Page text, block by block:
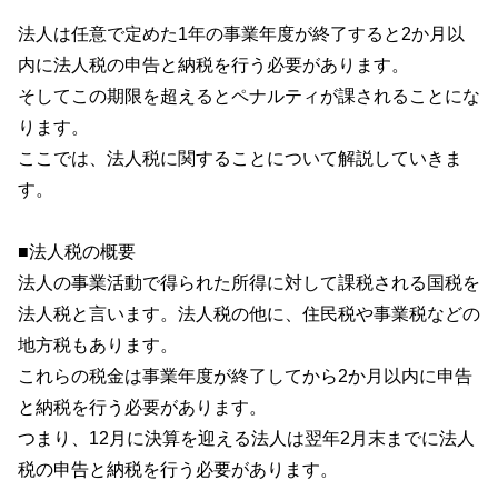
法人は任意で定めた1年の事業年度が終了すると2か月以
内に法人税の申告と納税を行う必要があります。
そしてこの期限を超えるとペナルティが課されることにな
ります。
ここでは、法人税に関することについて解説していきま
す。
■法人税の概要
法人の事業活動で得られた所得に対して課税される国税を
法人税と言います。法人税の他に、住民税や事業税などの
地方税もあります。
これらの税金は事業年度が終了してから2か月以内に申告
と納税を行う必要があります。
つまり、12月に決算を迎える法人は翌年2月末までに法人
税の申告と納税を行う必要があります。